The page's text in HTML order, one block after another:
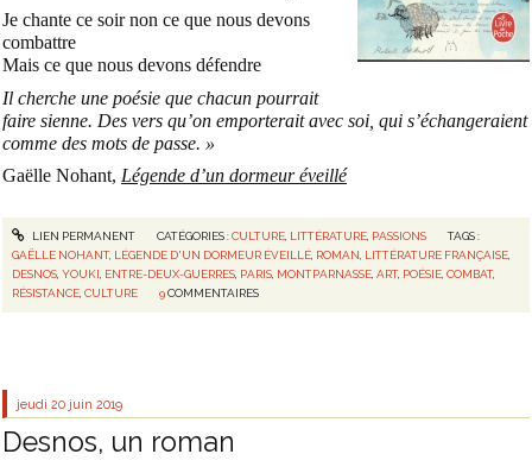
Je chante ce soir non ce que nous devons
combattre
Mais ce que nous devons défendre
Il cherche une poésie que chacun pourrait
faire sienne. Des vers qu’on emporterait avec soi, qui s’échangeraient
comme des mots de passe. »
Gaëlle Nohant, Légende d’un dormeur éveillé
LIEN PERMANENT CATÉGORIES :CULTURE, LITTÉRATURE, PASSIONS
TAGS :
GAËLLE NOHANT, LÉGENDE D'UN DORMEUR ÉVEILLÉ ROMAN LITTÉRATURE FRANÇAISE
DESNOS ,YOUKI ENTRE-DEUX-GUERRES PARIS MONTPARNASSE ,ART, POÉSIE ,COMBAT,
RÉSISTANCE ,CULTURE 9 COMMENTAIRES
jeudi 20 juin 2019
Desnos, un roman